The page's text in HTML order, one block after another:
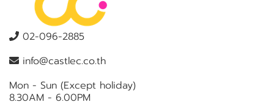
02-096-2885
info@castlec.co.th
Mon - Sun (Except holiday)
8.30AM - 6.00PM